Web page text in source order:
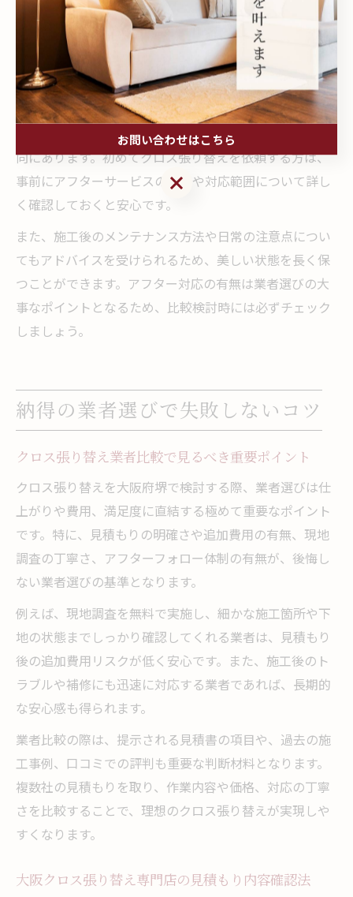
は、施工後の不具合や気になる点があれば迅速に対応す
る体制を整えています。たとえば、施工から一定期間内
であれば無償で補修を行う保証サービスを設けている業
者もあります。
アフター対応がしっかりしている業者は、口コミや紹介
でも高評価を得やすく、リピーターや紹介案件が多い傾
向にあります。初めてクロス張り替えを依頼する方は、
事前にアフターサービスの内容や対応範囲について詳し
く確認しておくと安心です。
また、施工後のメンテナンス方法や日常の注意点につい
てもアドバイスを受けられるため、美しい状態を長く保
つことができます。アフター対応の有無は業者選びの大
事なポイントとなるため、比較検討時には必ずチェック
しましょう。
納得の業者選びで失敗しないコツ
クロス張り替え業者比較で見るべき重要ポイント
クロス張り替えを大阪府堺で検討する際、業者選びは仕
上がりや費用、満足度に直結する極めて重要なポイント
です。特に、見積もりの明確さや追加費用の有無、現地
調査の丁寧さ、アフターフォロー体制の有無が、後悔し
ない業者選びの基準となります。
例えば、現地調査を無料で実施し、細かな施工箇所や下
地の状態までしっかり確認してくれる業者は、見積もり
後の追加費用リスクが低く安心です。また、施工後のト
ラブルや補修にも迅速に対応する業者であれば、長期的
な安心感も得られます。
業者比較の際は、提示される見積書の項目や、過去の施
工事例、口コミでの評判も重要な判断材料となります。
複数社の見積もりを取り、作業内容や価格、対応の丁寧
さを比較することで、理想のクロス張り替えが実現しや
すくなります。
大阪クロス張り替え専門店の見積もり内容確認法
お問い合わせはこちら
お問い合わせはこちら